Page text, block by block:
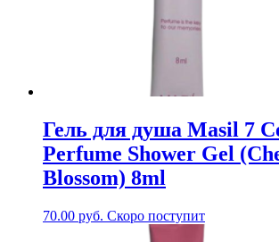
Гель для душа Masil 7
Perfume Shower Gel
Blossom) 8ml
70.00 руб. Скоро поступит